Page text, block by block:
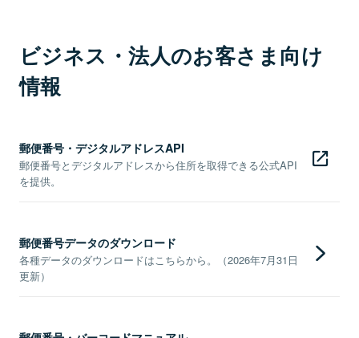
ビジネス・法人のお客さま向け
情報
郵便番号・デジタルアドレスAPI
郵便番号とデジタルアドレスから住所を取得できる公式API
を提供。
郵便番号データのダウンロード
各種データのダウンロードはこちらから。（2026年7月31日
更新）